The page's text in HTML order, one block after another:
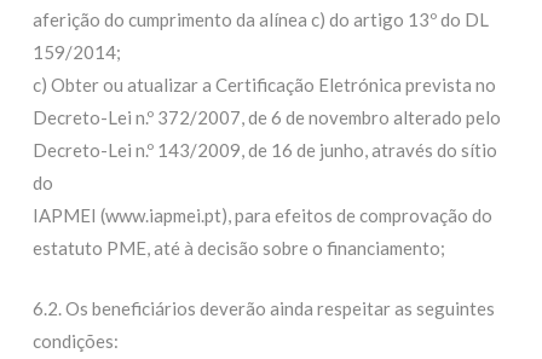
aferição do cumprimento da alínea c) do artigo 13º do DL
159/2014;
c) Obter ou atualizar a Certificação Eletrónica prevista no
Decreto-Lei n.º 372/2007, de 6 de novembro alterado pelo
Decreto-Lei n.º 143/2009, de 16 de junho, através do sítio
do
IAPMEI (www.iapmei.pt), para efeitos de comprovação do
estatuto PME, até à decisão sobre o financiamento;
6.2. Os beneficiários deverão ainda respeitar as seguintes
condições: